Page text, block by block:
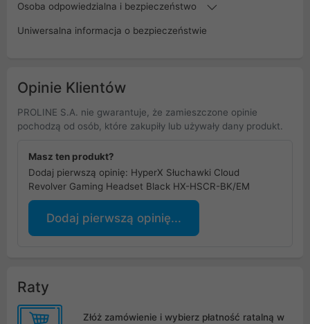
Osoba odpowiedzialna i bezpieczeństwo
Uniwersalna informacja o bezpieczeństwie
Opinie Klientów
PROLINE S.A. nie gwarantuje, że zamieszczone opinie
pochodzą od osób, które zakupiły lub używały dany produkt.
Masz ten produkt?
Dodaj pierwszą opinię: HyperX Słuchawki Cloud
Revolver Gaming Headset Black HX-HSCR-BK/EM
Dodaj pierwszą opinię...
Raty
Złóż zamówienie i wybierz płatność ratalną w